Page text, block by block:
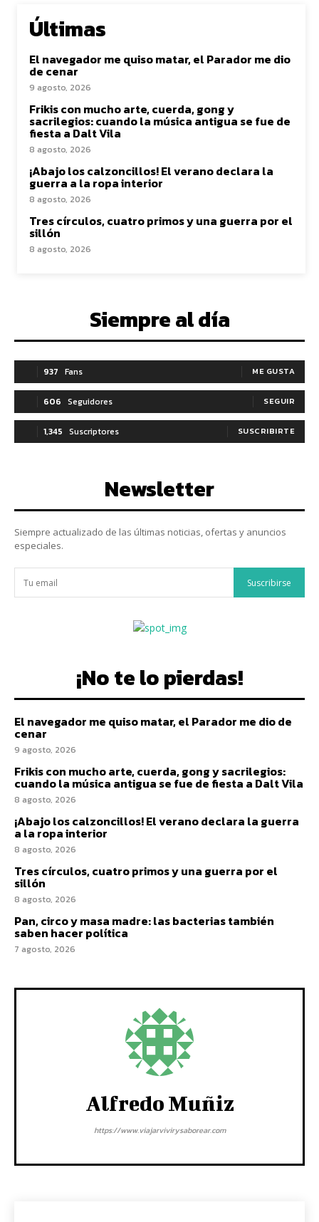
Últimas
El navegador me quiso matar, el Parador me dio
de cenar
9 agosto, 2026
Frikis con mucho arte, cuerda, gong y
sacrilegios: cuando la música antigua se fue de
fiesta a Dalt Vila
8 agosto, 2026
¡Abajo los calzoncillos! El verano declara la
guerra a la ropa interior
8 agosto, 2026
Tres círculos, cuatro primos y una guerra por el
sillón
8 agosto, 2026
Siempre al día
937 Fans ME GUSTA
606 Seguidores SEGUIR
1,345 Suscriptores SUSCRIBIRTE
Newsletter
Siempre actualizado de las últimas noticias, ofertas y anuncios
especiales.
Suscribirse
¡No te lo pierdas!
El navegador me quiso matar, el Parador me dio de
cenar
9 agosto, 2026
Frikis con mucho arte, cuerda, gong y sacrilegios:
cuando la música antigua se fue de fiesta a Dalt Vila
8 agosto, 2026
¡Abajo los calzoncillos! El verano declara la guerra
a la ropa interior
8 agosto, 2026
Tres círculos, cuatro primos y una guerra por el
sillón
8 agosto, 2026
Pan, circo y masa madre: las bacterias también
saben hacer política
7 agosto, 2026
Alfredo Muñiz
https://www.viajarvivirysaborear.com